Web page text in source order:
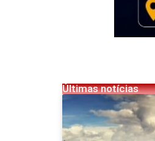
Últimas notícias